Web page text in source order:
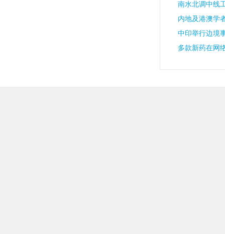
南水北调中线
内地及港澳学
中印举行边境
多款新药在网